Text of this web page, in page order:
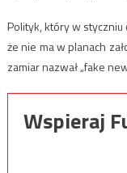
Polityk, który w styczniu
że nie ma w planach
zamiar nazwał „fake
Wspieraj